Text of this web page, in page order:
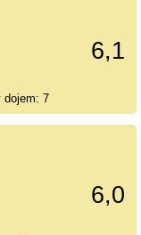
6,1
dojem: 7
6,0